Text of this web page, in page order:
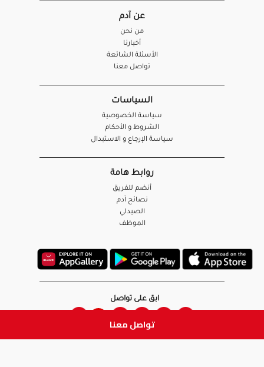
تواصل معنا
عن آدم
من نحن
أخبارنا
الأسئلة الشائعة
تواصل معنا
السياسات
سياسة الخصوصية
الشروط و الأحكام
سياسة الإرجاع و الاستبدال
روابط هامة
أنضم للفريق
نصائح آدم
الصيدلي
الموظف
ابق على تواصل